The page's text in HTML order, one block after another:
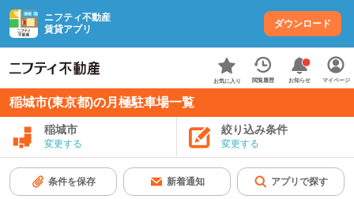
ニフティ不動産
賃貸アプリ
ダウンロード
お気に入り 閲覧履歴 お知らせ マイページ
稲城市(東京都)の月極駐車場一覧
稲城市
変更する
絞り込み条件
変更する
条件を保存 新着通知 アプリで探す